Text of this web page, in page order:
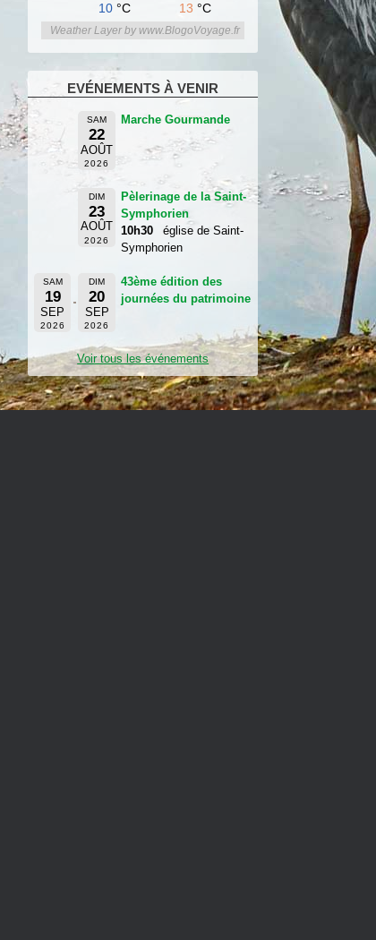
10 °C 13 °C
Weather Layer by www.BlogoVoyage.fr
EVÉNEMENTS À VENIR
SAM
22
AOÛT
2026
Marche Gourmande
DIM
23
AOÛT
2026
Pèlerinage de la Saint-
Symphorien
10h30
église de Saint-
Symphorien
SAM
19
SEP
2026
DIM
20
SEP
2026
43ème édition des
journées du patrimoine
Voir tous les événements